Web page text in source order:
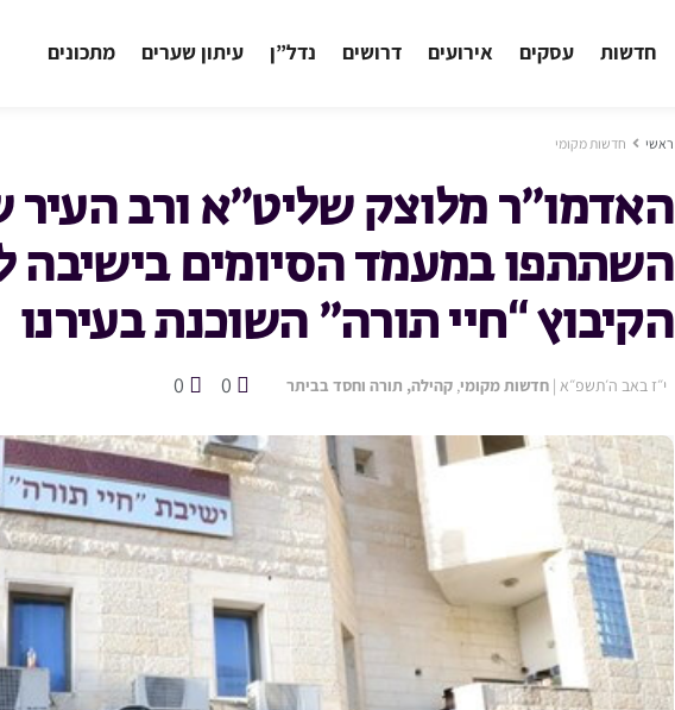
חדשות עסקים אירועים דרושים נדל”ן עיתון שערים מתכונים
ראשי חדשות מקומי
האדמו״ר מלוצק שליט״א ורב העיר
השתתפו במעמד הסיומים בישיבה
הקיבוץ “חיי תורה״ השוכנת בעירנו
י״ז באב ה׳תשפ״א | חדשות מקומי, קהילה, תורה וחסד בביתר 0
0